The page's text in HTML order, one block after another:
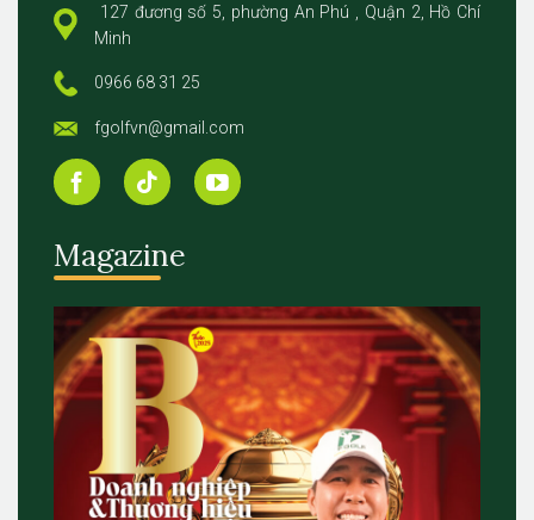
127 đương số 5, phường An Phú , Quận 2, Hồ Chí
Minh
0966 68 31 25
fgolfvn@gmail.com
Magazine